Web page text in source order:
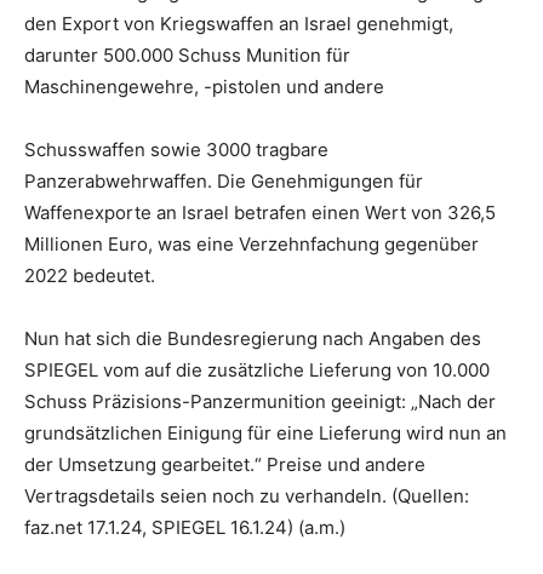
den Export von Kriegswaffen an Israel genehmigt,
darunter 500.000 Schuss Munition für
Maschinengewehre, -pistolen und andere
Schusswaffen sowie 3000 tragbare
Panzerabwehrwaffen. Die Genehmigungen für
Waffenexporte an Israel betrafen einen Wert von 326,5
Millionen Euro, was eine Verzehnfachung gegenüber
2022 bedeutet.
Nun hat sich die Bundesregierung nach Angaben des
SPIEGEL vom auf die zusätzliche Lieferung von 10.000
Schuss Präzisions-Panzermunition geeinigt: „Nach der
grundsätzlichen Einigung für eine Lieferung wird nun an
der Umsetzung gearbeitet.“ Preise und andere
Vertragsdetails seien noch zu verhandeln. (Quellen:
faz.net 17.1.24, SPIEGEL 16.1.24) (a.m.)